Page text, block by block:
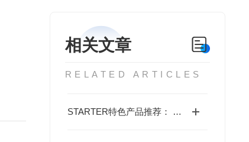
相关文章
RELATED ARTICLES
STARTER特色产品推荐： 免疫检查点靶点之CTLA-4